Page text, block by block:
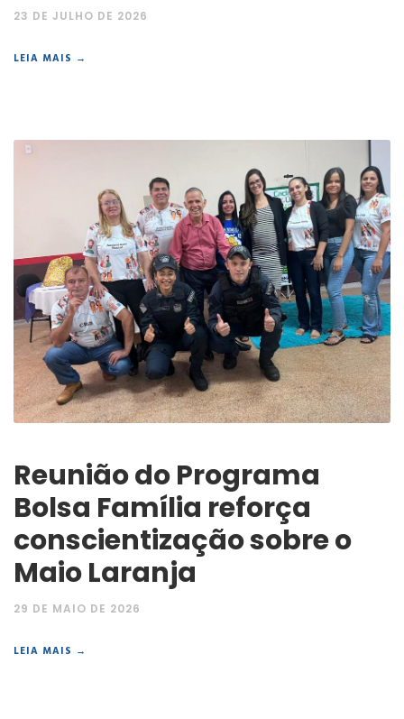
23 DE JULHO DE 2026
LEIA MAIS →
Reunião do Programa
Bolsa Família reforça
conscientização sobre o
Maio Laranja
29 DE MAIO DE 2026
LEIA MAIS →